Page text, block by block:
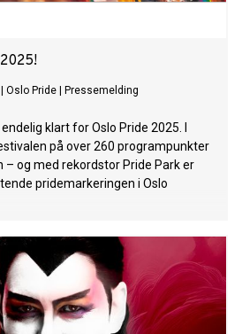
Oslo Pride Pressemelding
klart for Oslo Pride 2025. I
på over 260 programpunkter
– og med rekordstor Pride Park er
pridemarkeringen i Oslo